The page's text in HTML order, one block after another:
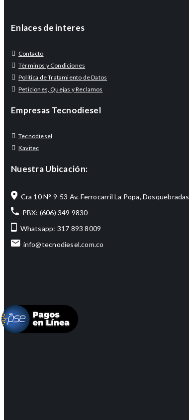
Enlaces de interes
Contacto
Términos y Condiciones
Política de Tratamiento de Datos
Peticiones, Quejas y Reclamos
Empresas Tecnodiesel
Tecnodiesel
Kavitec
Nuestra Ubicación:
Cra 10 N° 9-53 Av. Ferrocarril La Popa, Dosquebradas
PBX: (606) 349 9830
Whatsapp: 317 893 8009
info@tecnodiesel.com.co